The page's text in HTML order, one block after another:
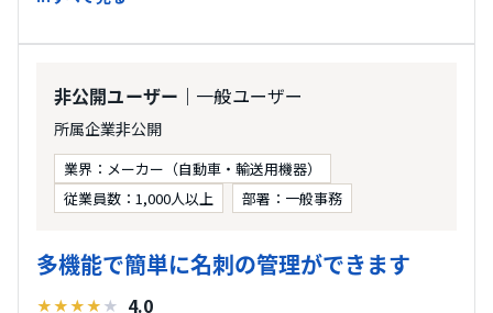
非公開ユーザー ｜一般ユーザー
所属企業非公開
業界：メーカー（自動車・輸送用機器）
従業員数：1,000人以上
部署：一般事務
多機能で簡単に名刺の管理ができます
★★★★ ★ 4.0